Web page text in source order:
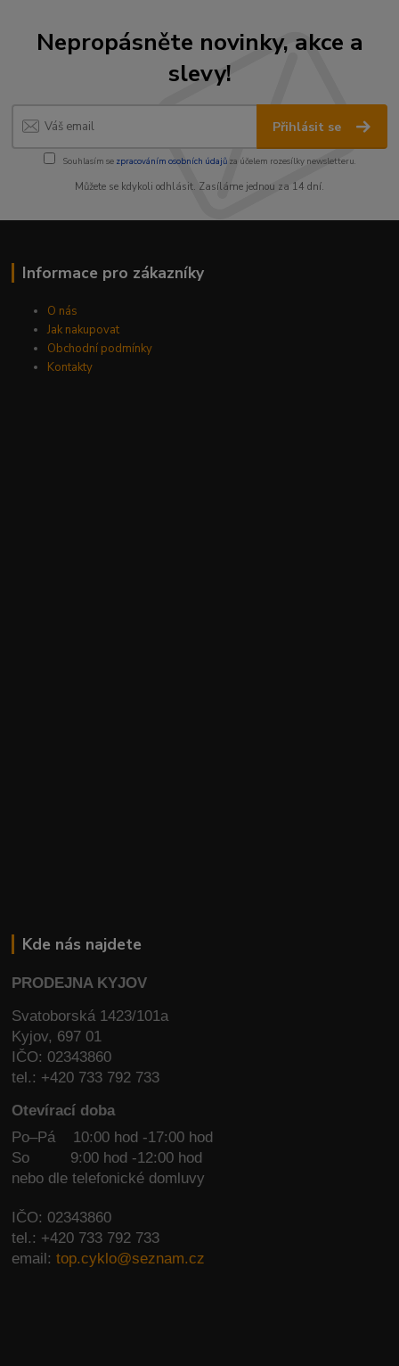
Nepropásněte novinky, akce a
slevy!
Přihlásit se
Souhlasím se zpracováním osobních údajůza účelem rozesílky newsletteru.
Můžete se kdykoli odhlásit. Zasíláme jednou za 14 dní.
Informace pro zákazníky
O nás
Jak nakupovat
Obchodní podmínky
Kontakty
Kde nás najdete
PRODEJNA KYJOV
Svatoborská 1423/101a
Kyjov, 697 01
IČO: 02343860
tel.: +420 733 792 733
Otevírací doba
Po–Pá 10:00 hod -17:00 hod
So
9:00 hod -12:00 hod
nebo dle telefonické domluvy
IČO: 02343860
tel.: +420 733 792 733
email:top.cyklo@seznam.cz